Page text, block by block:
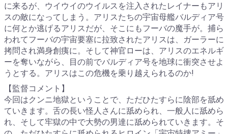
に来るが、ウイウイのウイルスを注入されたレイナーもアリ
スの敵になってしまう。アリスたちの宇宙母艦バルディア号
に何とか逃げるアリスだが、そこにもフーバの魔手が。捕ら
われてフーバの宇宙要塞に拉致されたアリスは、ガーラーに
拷問され満身創痍に。そして神官ローは、アリスのエネルギ
ーを奪いながら、目の前でバルディア号を地球に衝突させよ
うとする。アリスはこの危機を乗り越えられるのか!
【監督コメント】
今回はクンニ地獄ということで、ただひたすらに陰部を舐め
ていきます。舌の長い怪人さんに舐められ、一般人に舐めら
れ、そして牢獄の中で大勢の男達に舐められていきます。そ